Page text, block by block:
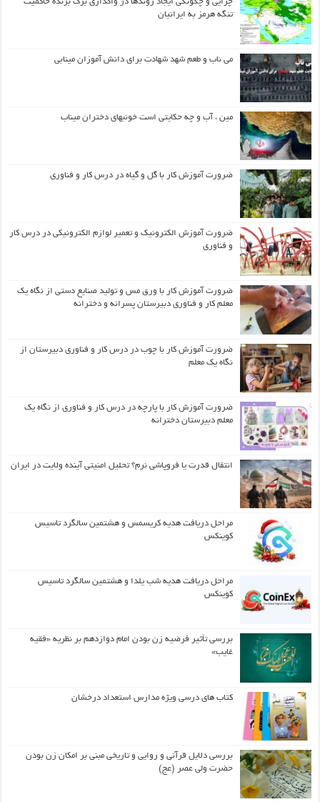
تنگه هرمز به ایرانیان
می ناب و طعم شهد شهادت برای دانش آموزان مینابی
مین ، آب و چه حکایتی است خونبهای دختران میناب
ضرورت آموزش کار با گل و گیاه در درس کار و فناوری
ضرورت آموزش الکترونیک و تعمیر لوازم الکترونیکی در درس کار
و فناوری
ضرورت آموزش کار با ورق مس و تولید صنایع دستی از نگاه یک
معلم کار و فناوری دبیرستان پسرانه و دخترانه
ضرورت آموزش کار با چوب در درس کار و فناوری دبیرستان از
نگاه یک معلم
ضرورت آموزش کار با پارچه در درس کار و فناوری از نگاه یک
معلم دبیرستان دخترانه
انتقال قدرت یا فروپاشی نرم؟ تحلیل امنیتی آینده ولایت در ایران
مراحل دریافت هدیه کریسمس و هشتمین سالگرد تاسیس
کوینکس
مراحل دریافت هدیه شب یلدا و هشتمین سالگرد تاسیس
کوینکس
بررسی تأثیر فرضیه زن بودن امام دوازدهم بر نظریه «فقیه
غایب»
کتاب های درسی ویژه مدارس استعداد درخشان
بررسی دلایل قرآنی و روایی و تاریخی مبنی بر امکان زن بودن
حضرت ولی عصر (عج)